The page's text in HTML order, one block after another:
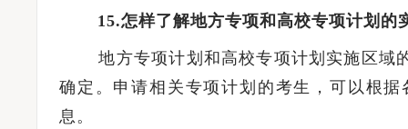
15.怎样了解地方专项和高校专项计划的
地方专项计划和高校专项计划实施区域的
确定。申请相关专项计划的考生，可以根
息。